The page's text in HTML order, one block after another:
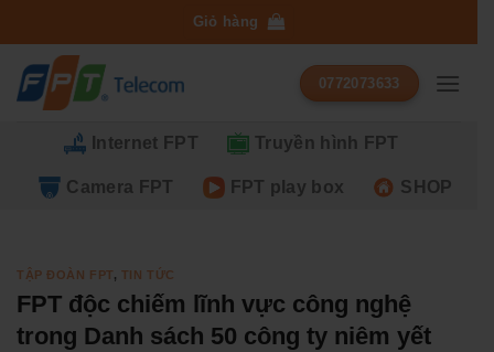
qua
dung
Giỏ hàng
0772073633
Internet FPT Truyền hình FPT
Camera FPT FPT play box SHOP
TẬP ĐOÀN FPT, TIN TỨC
FPT độc chiếm lĩnh vực công nghệ
trong Danh sách 50 công ty niêm yết